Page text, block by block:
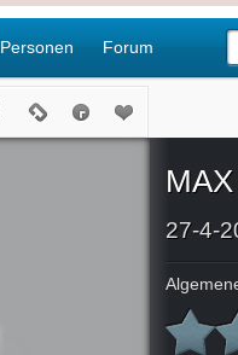
Personen Forum
27-4-